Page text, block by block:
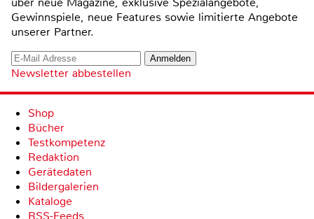
Gewinnspiele, neue Features sowie limitierte Angebote
unserer Partner.
Newsletter abbestellen
Shop
Bücher
Testkompetenz
Redaktion
Gerätedaten
Bildergalerien
Kataloge
RSS-Feeds